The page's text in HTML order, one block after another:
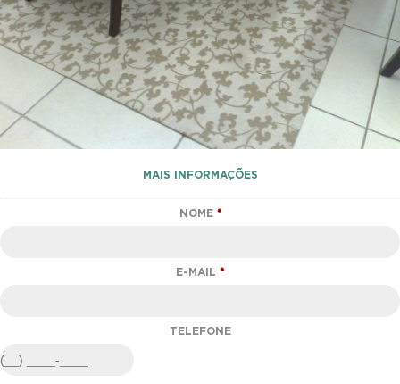
MAIS INFORMAÇÕES
NOME *
E-MAIL *
TELEFONE